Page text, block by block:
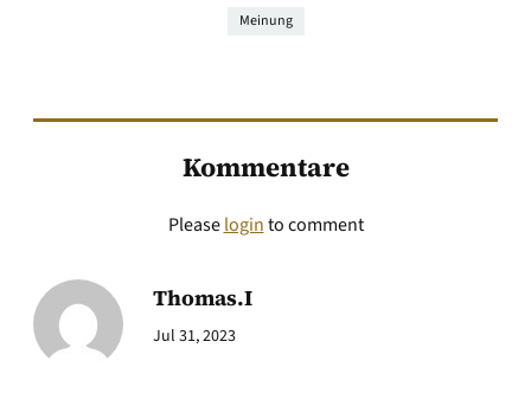
Meinung
Kommentare
Pleaseloginto comment
Thomas.I
Jul 31, 2023